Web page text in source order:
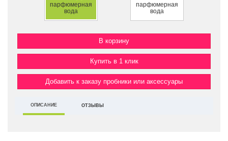
парфюмерная
вода
парфюмерная
вода
Купить в 1 клик
Добавить к заказу пробники или аксессуары
ОПИСАНИЕ ОТЗЫВЫ